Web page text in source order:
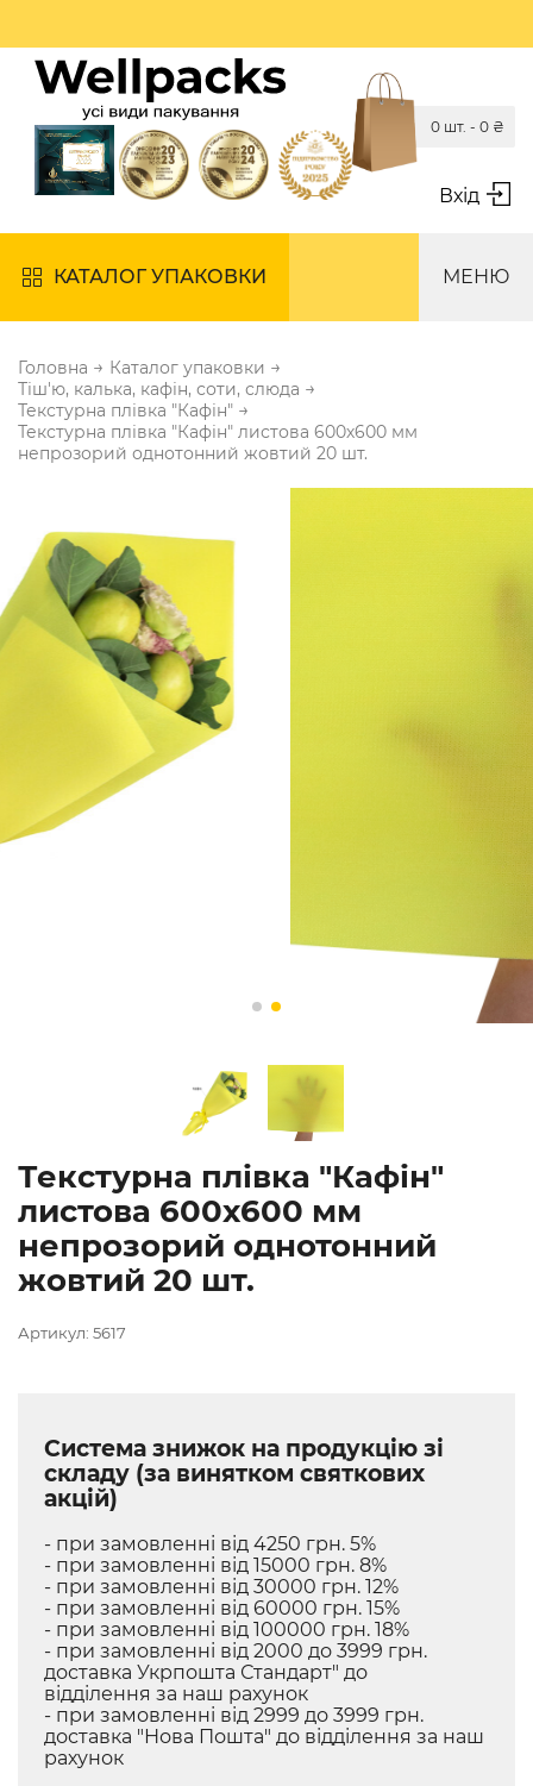
Вхід
0 шт. - 0 ₴
КАТАЛОГ УПАКОВКИ МЕНЮ
Головна → Каталог упаковки →
Тіш'ю, калька, кафін, соти, слюда →
Текстурна плівка "Кафін" →
Текстурна плівка "Кафін" листова 600х600 мм
непрозорий однотонний жовтий 20 шт.
Текстурна плівка "Кафін"
листова 600х600 мм
непрозорий однотонний
жовтий 20 шт.
Артикул: 5617
Система знижок на продукцію зі
складу (за винятком святкових
акцій)
- при замовленні від 4250 грн. 5%
- при замовленні від 15000 грн. 8%
- при замовленні від 30000 грн. 12%
- при замовленні від 60000 грн. 15%
- при замовленні від 100000 грн. 18%
- при замовленні від 2000 до 3999 грн.
доставка Укрпошта Стандарт" до
відділення за наш рахунок
- при замовленні від 2999 до 3999 грн.
доставка "Нова Пошта" до відділення за наш
рахунок